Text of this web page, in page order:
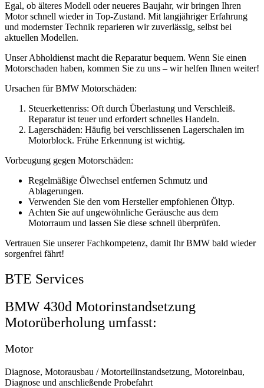
Egal, ob älteres Modell oder neueres Baujahr, wir bringen Ihren
Motor schnell wieder in Top-Zustand. Mit langjähriger Erfahrung
und modernster Technik reparieren wir zuverlässig, selbst bei
aktuellen Modellen.
Unser Abholdienst macht die Reparatur bequem. Wenn Sie einen
Motorschaden haben, kommen Sie zu uns – wir helfen Ihnen weiter!
Ursachen für BMW Motorschäden:
Steuerkettenriss: Oft durch Überlastung und Verschleiß.
Reparatur ist teuer und erfordert schnelles Handeln.
Lagerschäden: Häufig bei verschlissenen Lagerschalen im
Motorblock. Frühe Erkennung ist wichtig.
Vorbeugung gegen Motorschäden:
Regelmäßige Ölwechsel entfernen Schmutz und
Ablagerungen.
Verwenden Sie den vom Hersteller empfohlenen Öltyp.
Achten Sie auf ungewöhnliche Geräusche aus dem
Motorraum und lassen Sie diese schnell überprüfen.
Vertrauen Sie unserer Fachkompetenz, damit Ihr BMW bald wieder
sorgenfrei fährt!
BTE Services
BMW 430d Motorinstandsetzung
Motorüberholung umfasst:
Motor
Diagnose, Motorausbau / Motorteilinstandsetzung, Motoreinbau,
Diagnose und anschließende Probefahrt